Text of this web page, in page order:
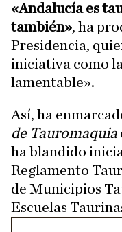
«Andalucía es
también», ha
Presidencia,
iniciativa como
lamentable».
Así, ha
de Tauromaquia
ha blandido
Reglamento
de Municipios
Escuelas